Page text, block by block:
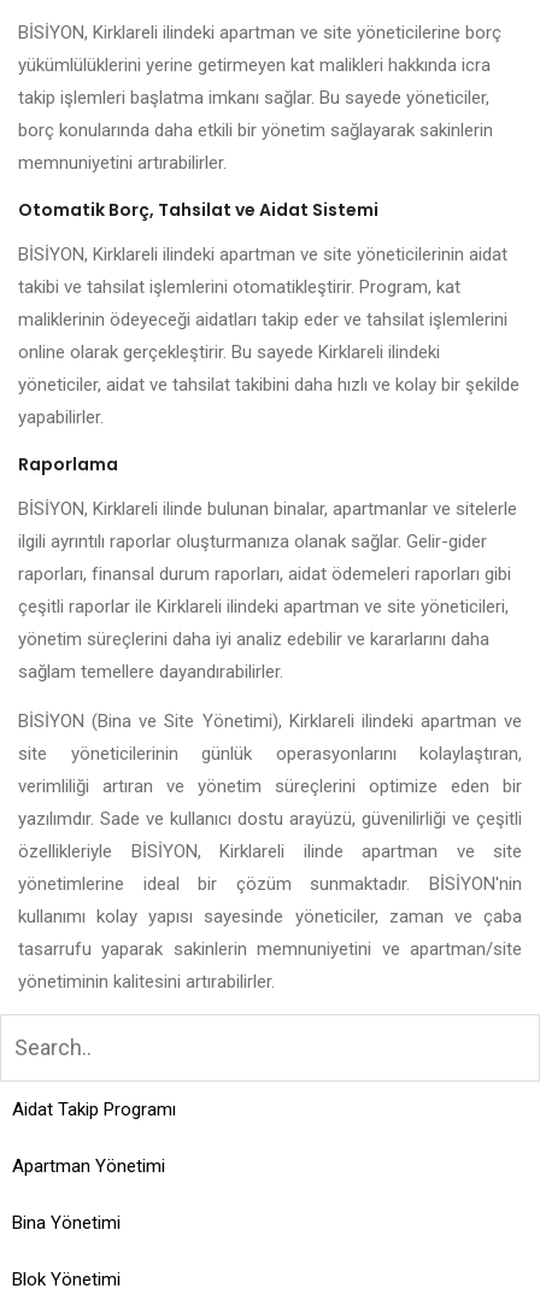
BİSİYON, Kirklareli ilindeki apartman ve site yöneticilerine borç
yükümlülüklerini yerine getirmeyen kat malikleri hakkında icra
takip işlemleri başlatma imkanı sağlar. Bu sayede yöneticiler,
borç konularında daha etkili bir yönetim sağlayarak sakinlerin
memnuniyetini artırabilirler.
Otomatik Borç, Tahsilat ve Aidat Sistemi
BİSİYON, Kirklareli ilindeki apartman ve site yöneticilerinin aidat
takibi ve tahsilat işlemlerini otomatikleştirir. Program, kat
maliklerinin ödeyeceği aidatları takip eder ve tahsilat işlemlerini
online olarak gerçekleştirir. Bu sayede Kirklareli ilindeki
yöneticiler, aidat ve tahsilat takibini daha hızlı ve kolay bir şekilde
yapabilirler.
Raporlama
BİSİYON, Kirklareli ilinde bulunan binalar, apartmanlar ve sitelerle
ilgili ayrıntılı raporlar oluşturmanıza olanak sağlar. Gelir-gider
raporları, finansal durum raporları, aidat ödemeleri raporları gibi
çeşitli raporlar ile Kirklareli ilindeki apartman ve site yöneticileri,
yönetim süreçlerini daha iyi analiz edebilir ve kararlarını daha
sağlam temellere dayandırabilirler.
BİSİYON (Bina ve Site Yönetimi), Kirklareli ilindeki apartman ve
site yöneticilerinin günlük operasyonlarını kolaylaştıran,
verimliliği artıran ve yönetim süreçlerini optimize eden bir
yazılımdır. Sade ve kullanıcı dostu arayüzü, güvenilirliği ve çeşitli
özellikleriyle BİSİYON, Kirklareli ilinde apartman ve site
yönetimlerine ideal bir çözüm sunmaktadır. BİSİYON'nin
kullanımı kolay yapısı sayesinde yöneticiler, zaman ve çaba
tasarrufu yaparak sakinlerin memnuniyetini ve apartman/site
yönetiminin kalitesini artırabilirler.
Aidat Takip Programı
Apartman Yönetimi
Bina Yönetimi
Blok Yönetimi